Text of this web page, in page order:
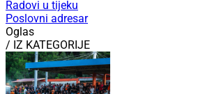
Radovi u tijeku
Poslovni adresar
Oglas
/ IZ KATEGORIJE